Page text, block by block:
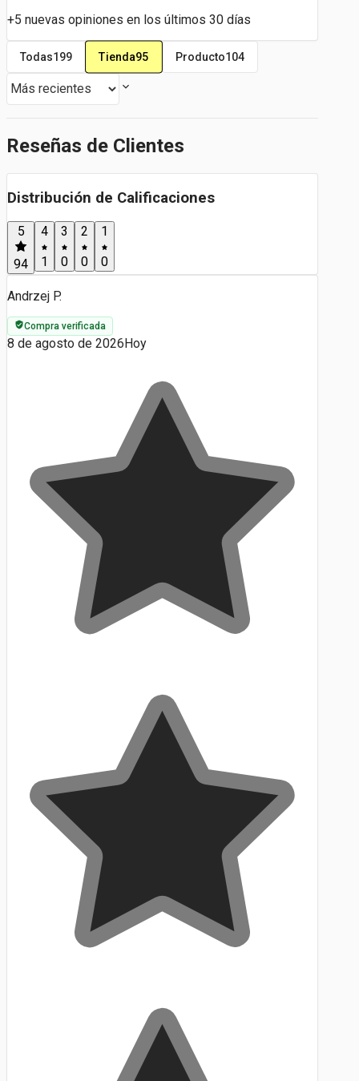
+5 nuevas opiniones en los últimos 30 días
Todas199 Tienda95 Producto104
Reseñas de Clientes
Distribución de Calificaciones
5
94
4
1
3
0
2
0
1
0
Andrzej P.
Compra verificada
8 de agosto de 2026 Hoy